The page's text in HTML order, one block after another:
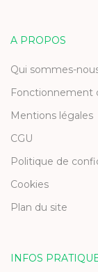
A PROPOS
Qui sommes-
Fonctionnement
Mentions légales
CGU
Politique de
Cookies
Plan du site
INFOS